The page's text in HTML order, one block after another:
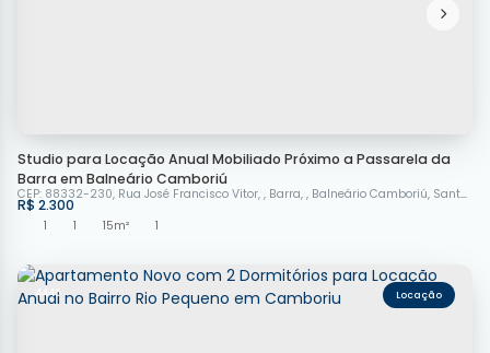
Studio para Locação Anual Mobiliado Próximo a Passarela da
Barra em Balneário Camboriú
R$ 2.300
CEP: 88332-230, Rua José Francisco Vitor , Barra , Balneário Camboriú, Santa Catarina
1
1 15m² 1
4445